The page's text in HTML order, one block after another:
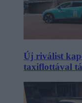
Új riválist
taxiflottával